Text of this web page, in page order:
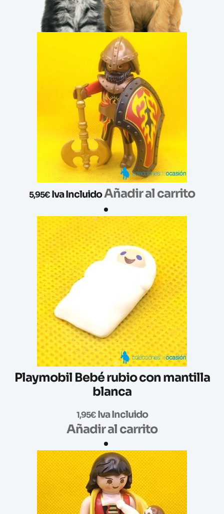
5,95€ Iva IncluidoAñadir al carrito
Playmobil Bebé rubio con mantilla
blanca
1,95€ Iva Incluido
Añadir al carrito